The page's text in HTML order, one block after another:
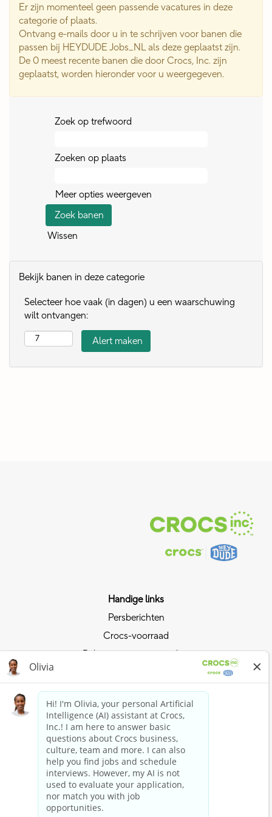
Er zijn momenteel geen passende vacatures in deze
categorie of plaats.
Ontvang e-mails door u in te schrijven voor banen die
passen bij HEYDUDE Jobs_NL als deze geplaatst zijn.
De 0 meest recente banen die door Crocs, Inc. zijn
geplaatst, worden hieronder voor u weergegeven.
Zoek op trefwoord
Zoeken op plaats
Meer opties weergeven
Wissen
Bekijk banen in deze categorie
Selecteer hoe vaak (in dagen) u een waarschuwing
wilt ontvangen:
Handige links
Persberichten
Crocs-voorraad
Relaties met investeerders
Lift mee op de sterke positie van Crocs
Lid worden van Crocs Club
Nu shoppen
Shoppen bij Crocs
Shoppen bij HEYDUDE